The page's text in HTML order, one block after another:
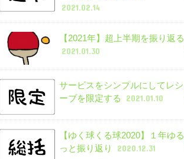
2021.02.14
【2021年】超上半期を振り返る
2021.01.30
サービスをシンプルにしてレシ
ーブを限定する
2021.01.10
【ゆく球くる球2020】１年ゆる
っと振り返り
2020.12.31